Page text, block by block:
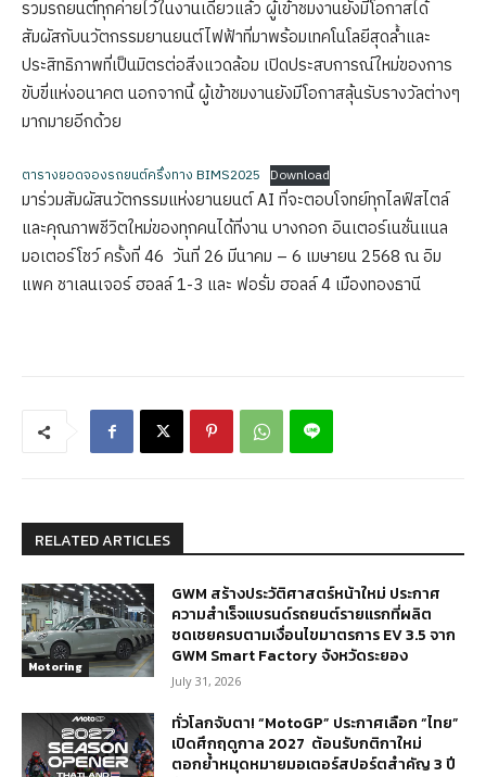
รวมรถยนต์ทุกค่ายไว้ในงานเดียวแล้ว ผู้เข้าชมงานยังมีโอกาสได้
สัมผัสกับนวัตกรรมยานยนต์ไฟฟ้าที่มาพร้อมเทคโนโลยีสุดล้ำและ
ประสิทธิภาพที่เป็นมิตรต่อสิ่งแวดล้อม เปิดประสบการณ์ใหม่ของการ
ขับขี่แห่งอนาคต นอกจากนี้ ผู้เข้าชมงานยังมีโอกาสลุ้นรับรางวัลต่างๆ
มากมายอีกด้วย
ตารางยอดจองรถยนต์ครึ่งทาง BIMS2025 Download
มาร่วมสัมผัสนวัตกรรมแห่งยานยนต์ AI ที่จะตอบโจทย์ทุกไลฟ์สไตล์
และคุณภาพชีวิตใหม่ของทุกคนได้ที่งาน บางกอก อินเตอร์เนชั่นแนล
มอเตอร์โชว์ ครั้งที่ 46 วันที่ 26 มีนาคม – 6 เมษายน 2568 ณ อิม
แพค ชาเลนเจอร์ ฮอลล์ 1-3 และ ฟอรั่ม ฮอลล์ 4 เมืองทองธานี
RELATED ARTICLES
Motoring
GWM สร้างประวัติศาสตร์หน้าใหม่ ประกาศ
ความสำเร็จแบรนด์รถยนต์รายแรกที่ผลิต
ชดเชยครบตามเงื่อนไขมาตรการ EV 3.5 จาก
GWM Smart Factory จังหวัดระยอง
July 31, 2026
ทั่วโลกจับตา! “MotoGP” ประกาศเลือก “ไทย”
เปิดศึกฤดูกาล 2027 ต้อนรับกติกาใหม่
ตอกย้ำหมุดหมายมอเตอร์สปอร์ตสำคัญ 3 ปี